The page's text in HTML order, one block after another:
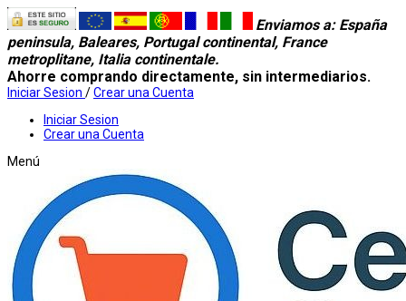
Enviamos a: España
peninsula, Baleares, Portugal continental, France
metroplitane, Italia continentale.
Ahorre comprando directamente, sin intermediarios.
Iniciar Sesion /Crear una Cuenta
Iniciar Sesion
Crear una Cuenta
Menú